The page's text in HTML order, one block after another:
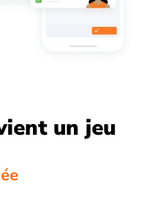
un jeu